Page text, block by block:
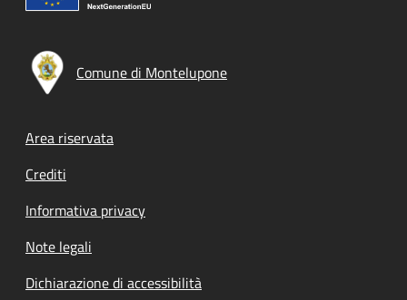
Comune di Montelupone
Footer menu
Area riservata
Crediti
Informativa privacy
Note legali
Dichiarazione di accessibilità